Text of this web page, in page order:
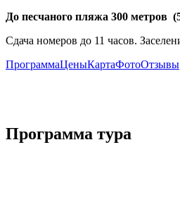
До песчаного пляжа 300 метров
Сдача номеров до 11 часов.
ПрограммаЦеныКартаФотоОтзывы
Программа тура